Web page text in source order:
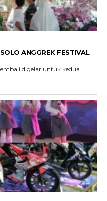
ANGGREK FESTIVAL
digelar untuk kedua